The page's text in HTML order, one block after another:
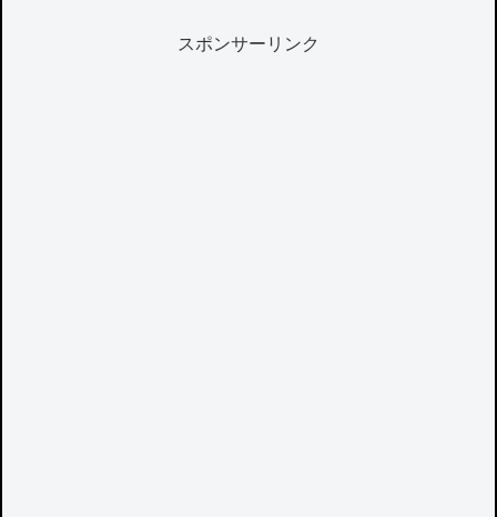
スポンサーリンク